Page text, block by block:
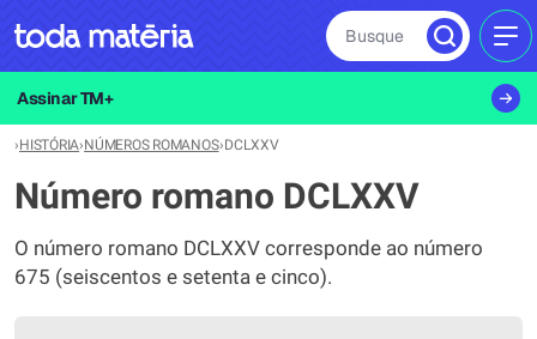
Busque
Assinar TM+
›HISTÓRIA›NÚMEROS ROMANOS›DCLXXV
Número romano DCLXXV
O número romano DCLXXV corresponde ao número
675 (seiscentos e setenta e cinco).